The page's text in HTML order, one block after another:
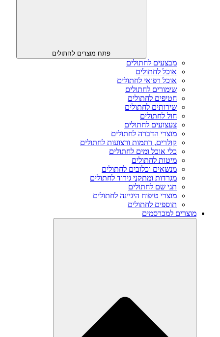
פתח מוצרים לחתולים
מבצעים לחתולים
אוכל לחתולים
אוכל רפואי לחתולים
שימורים לחתולים
חטיפים לחתולים
שירותים לחתולים
חול לחתולים
צעצועים לחתולים
מוצרי הדברה לחתולים
קולרים, רתמות ורצועות לחתולים
כלי אוכל ומים לחתולים
מיטות לחתולים
מנשאים וכלובים לחתולים
מגרדות ומתקני גירוד לחתולים
תגי שם לחתולים
מוצרי טיפוח היגיינה לחתולים
תוספים לחתולים
מוצרים למכרסמים